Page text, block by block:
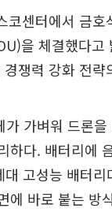
코센터에서 금
을 체결했다
쟁력 강화 전략
가벼워 드론
하다. 배터리에
고성능 배터
에 바로 붙는 방